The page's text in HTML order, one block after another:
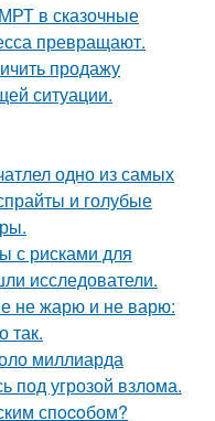
в сказочные
превращают.
продажу
ситуации.
одно из самых
и голубые
с рисками для
исследователи.
не жарю и не варю:
так.
миллиарда
под угрозой взлома.
спocoбом?